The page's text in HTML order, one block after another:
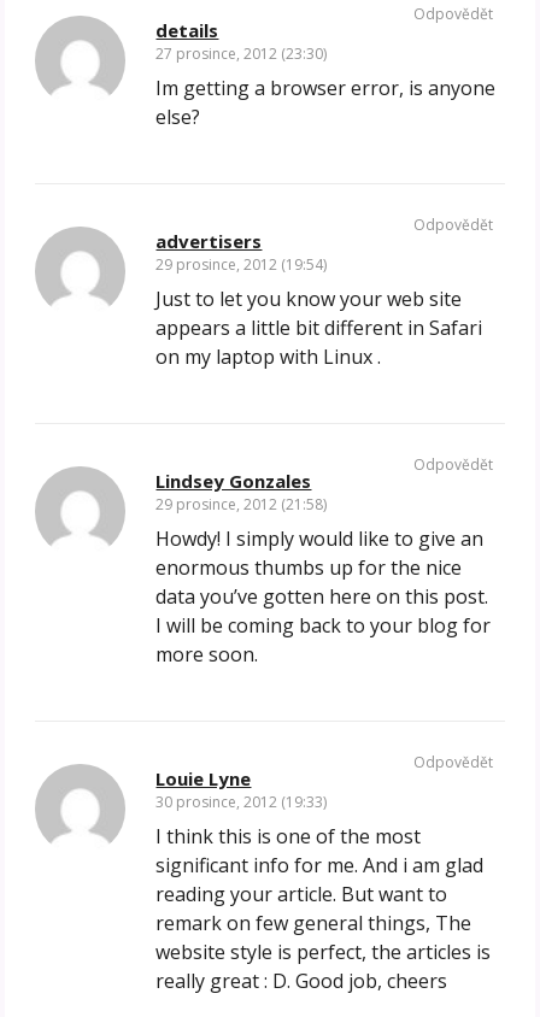
details
27 prosince, 2012 (23:30)
Im getting a browser error, is anyone
else?
Odpovědět
advertisers
29 prosince, 2012 (19:54)
Just to let you know your web site
appears a little bit different in Safari
on my laptop with Linux .
Odpovědět
Lindsey Gonzales
29 prosince, 2012 (21:58)
Howdy! I simply would like to give an
enormous thumbs up for the nice
data you’ve gotten here on this post.
I will be coming back to your blog for
more soon.
Odpovědět
Louie Lyne
30 prosince, 2012 (19:33)
I think this is one of the most
significant info for me. And i am glad
reading your article. But want to
remark on few general things, The
website style is perfect, the articles is
really great : D. Good job, cheers
Odpovědět